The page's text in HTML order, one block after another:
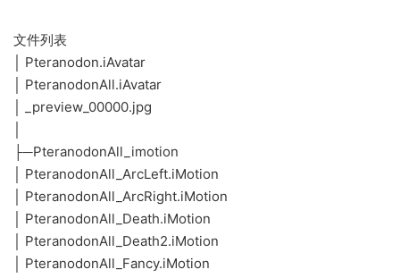
文件列表
│ Pteranodon.iAvatar
│ PteranodonAll.iAvatar
│ _preview_00000.jpg
├─PteranodonAll_imotion
│ PteranodonAll_ArcLeft.iMotion
│ PteranodonAll_ArcRight.iMotion
│ PteranodonAll_Death.iMotion
│ PteranodonAll_Death2.iMotion
│ PteranodonAll_Fancy.iMotion